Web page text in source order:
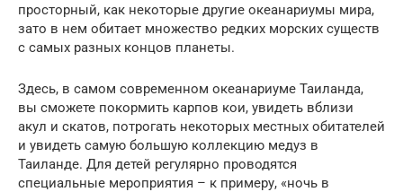
просторный, как некоторые другие океанариумы мира,
зато в нем обитает множество редких морских существ
с самых разных концов планеты.
Здесь, в самом современном океанариуме Таиланда,
вы сможете покормить карпов кои, увидеть вблизи
акул и скатов, потрогать некоторых местных обитателей
и увидеть самую большую коллекцию медуз в
Таиланде. Для детей регулярно проводятся
специальные мероприятия – к примеру, «ночь в